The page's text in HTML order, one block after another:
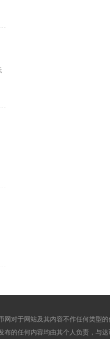
对于网站及其内容不作任何类型
的任何内容均由其个人负责，与